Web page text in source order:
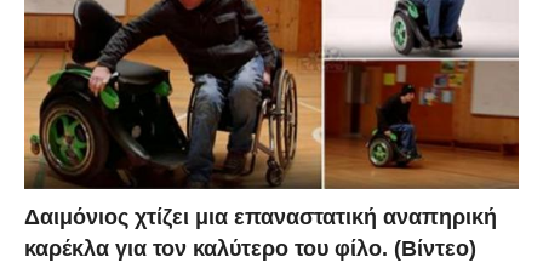
Δαιμόνιος χτίζει μια επαναστατική αναπηρική
καρέκλα για τον καλύτερο του φίλο. (Βίντεο)